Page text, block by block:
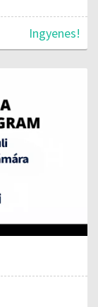
Ingyenes!